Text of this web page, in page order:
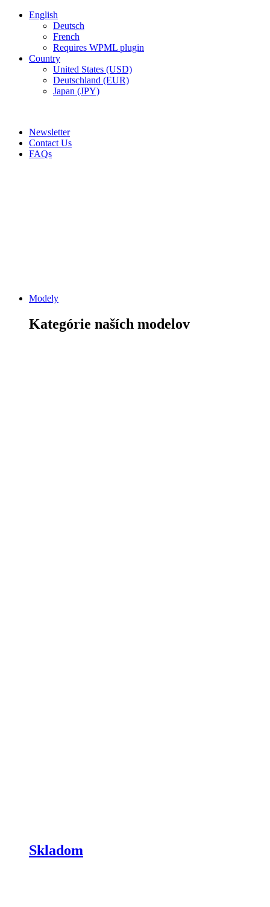
English
Deutsch
French
Requires WPML plugin
Country
United States (USD)
Deutschland (EUR)
Japan (JPY)
Newsletter
Contact Us
FAQs
Modely
Kategórie naších modelov
Skladom